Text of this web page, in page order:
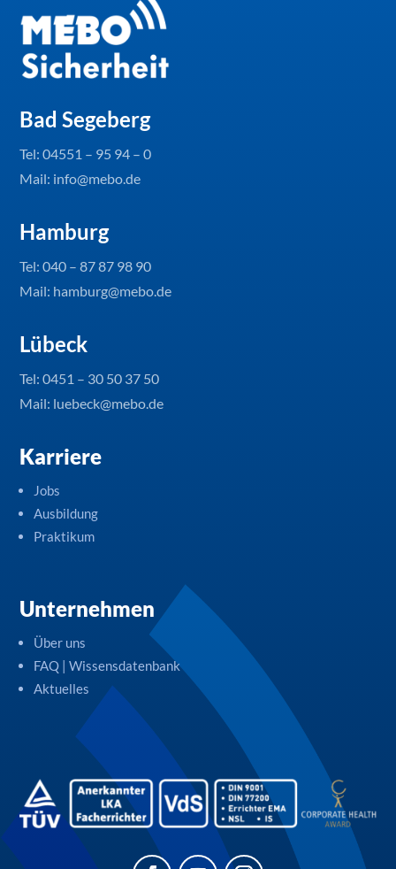
Bad Segeberg
Tel:04551 – 95 94 – 0
Mail: info@mebo.de
Hamburg
Tel:040 – 87 87 98 90
Mail: hamburg@mebo.de
Lübeck
Tel:0451 – 30 50 37 50
Mail: luebeck@mebo.de
Karriere
Jobs
Ausbildung
Praktikum
Unternehmen
Über uns
FAQ | Wissensdatenbank
Aktuelles